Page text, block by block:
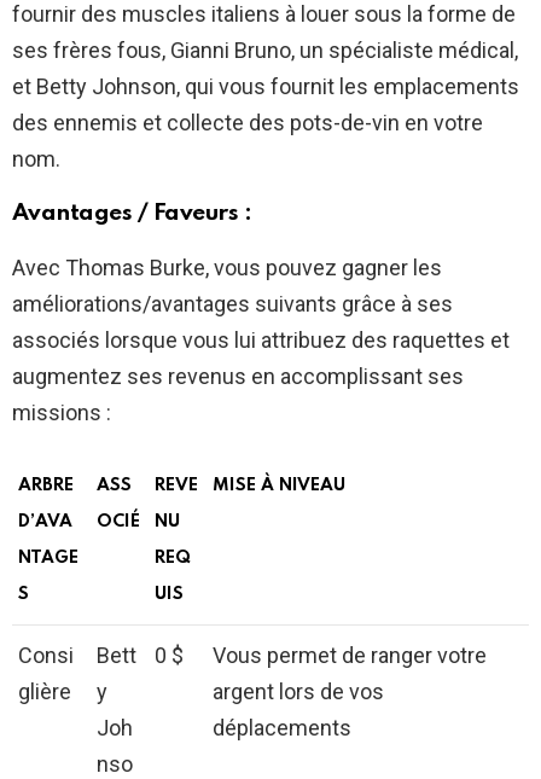
fournir des muscles italiens à louer sous la forme de
ses frères fous, Gianni Bruno, un spécialiste médical,
et Betty Johnson, qui vous fournit les emplacements
des ennemis et collecte des pots-de-vin en votre
nom.
Avantages / Faveurs :
Avec Thomas Burke, vous pouvez gagner les
améliorations/avantages suivants grâce à ses
associés lorsque vous lui attribuez des raquettes et
augmentez ses revenus en accomplissant ses
missions :
ARBRE
D’AVA
NTAGE
S
ASS
OCIÉ
REVE
NU
REQ
UIS
MISE À NIVEAU
Consi
glière
Bett
y
Joh
nso
0 $
Vous permet de ranger votre
argent lors de vos
déplacements